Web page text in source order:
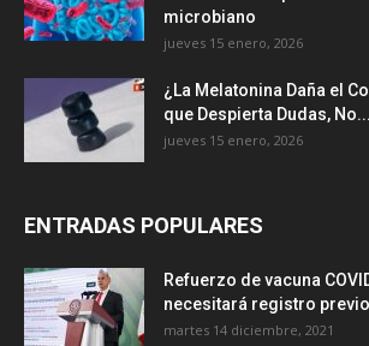
microbiano
jueves 15 enero, 2026
¿La Melatonina Daña el
que Despierta Dudas, No...
jueves 15 enero, 2026
ENTRADAS POPULARES
Refuerzo de vacuna
necesitará registro
martes 14 diciembre, 2021